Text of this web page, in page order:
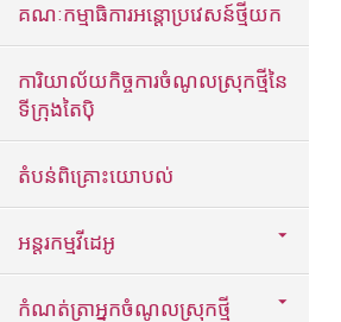
គណៈកម្មាធិការអន្តោប្រវេសន៍ថ្មីយក
ការិយាល័យកិច្ចការចំណូលស្រុកថ្មីនៃ
ទីក្រុងតៃប៉ិ
តំបន់ពិគ្រោះយោបល់
អន្តរកម្មវីដេអូ
កំណត់ត្រាអ្នកចំណូលស្រុកថ្មី